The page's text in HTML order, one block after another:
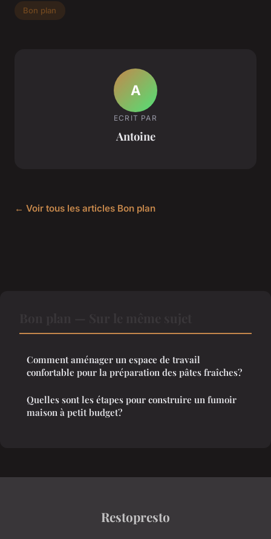
Bon plan
A
ECRIT PAR
Antoine
← Voir tous les articles Bon plan
Comment aménager un espace de travail
confortable pour la préparation des pâtes fraîches?
Quelles sont les étapes pour construire un fumoir
maison à petit budget?
Restopresto